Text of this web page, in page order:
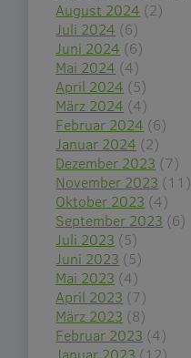
August 2024 (2)
Juli 2024 (6)
Juni 2024 (6)
Mai 2024 (4)
April 2024 (5)
März 2024 (4)
Februar 2024 (6)
Januar 2024 (2)
Dezember 2023 (7)
November 2023 (11)
Oktober 2023 (4)
September 2023 (6)
Juli 2023 (5)
Juni 2023 (5)
Mai 2023 (4)
April 2023 (7)
März 2023 (8)
Februar 2023 (4)